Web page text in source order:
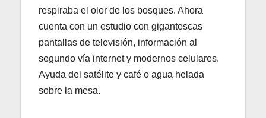
respiraba el olor de los bosques. Ahora
cuenta con un estudio con gigantescas
pantallas de televisión, información al
segundo vía internet y modernos celulares.
Ayuda del satélite y café o agua helada
sobre la mesa.